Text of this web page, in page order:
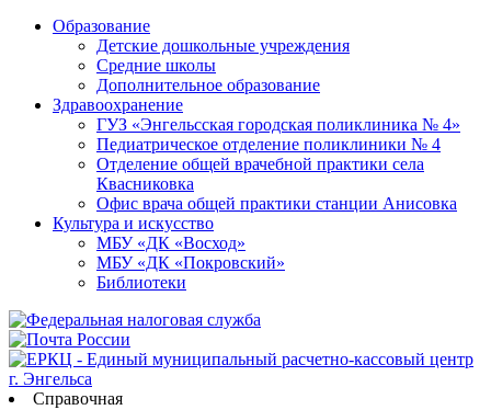
Образование
Детские дошкольные учреждения
Средние школы
Дополнительное образование
Здравоохранение
ГУЗ «Энгельсская городская поликлиника № 4»
Педиатрическое отделение поликлиники № 4
Отделение общей врачебной практики села
Квасниковка
Офис врача общей практики станции Анисовка
Культура и искусство
МБУ «ДК «Восход»
МБУ «ДК «Покровский»
Библиотеки
Справочная